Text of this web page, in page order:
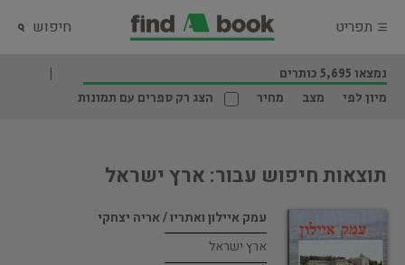
תפריט חיפוש
נמצאו 5,695 כותרים
מיון לפי
מצב מחיר הצג רק ספרים עם תמונות
תוצאות חיפוש עבור: ארץ ישראל
עמק איילון ואתריו / אריה יצחקי
ארץ ישראל